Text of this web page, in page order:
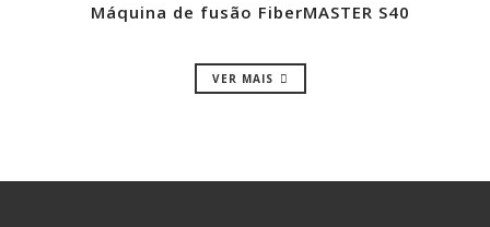
Máquina de fusão FiberMASTER S40
VER MAIS